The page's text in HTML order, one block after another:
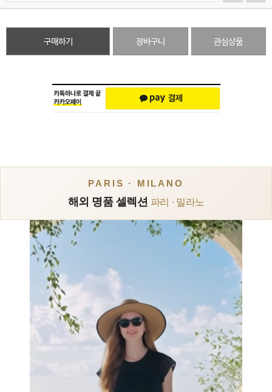
구매하기 장바구니 관심상품
PARIS · MILANO
해외 명품 셀렉션 파리 · 밀라노